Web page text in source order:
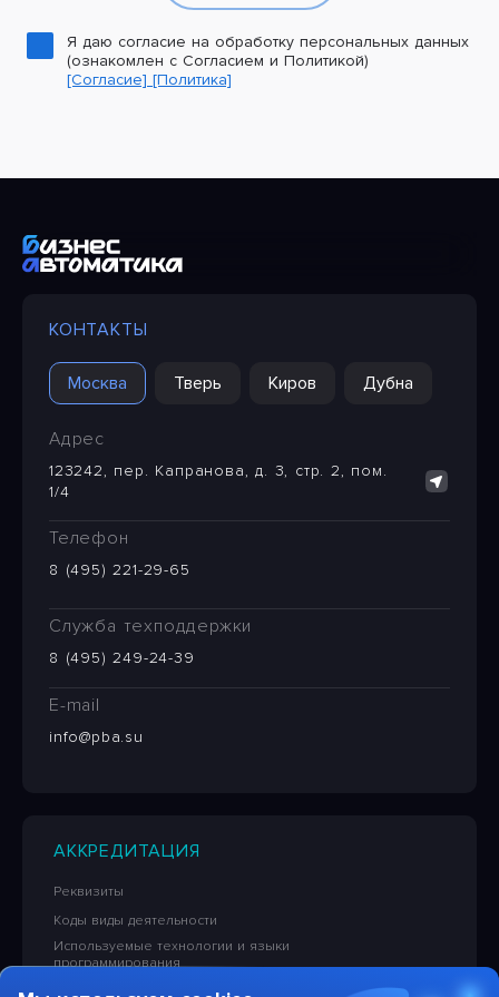
Я даю согласие на обработку персональных данных
(ознакомлен с Согласием и Политикой)
[Согласие] [Политика]
КОНТАКТЫ
Москва Тверь Киров Дубна
Адрес
123242, пер. Капранова, д. 3, стр. 2, пом.
1/4
Телефон
8 (495) 221-29-65
Служба техподдержки
8 (495) 249-24-39
E-mail
info@pba.su
АККРЕДИТАЦИЯ
Реквизиты
Коды виды деятельности
Используемые технологии и языки
программирования
Сведения об исключительных правах на ПО